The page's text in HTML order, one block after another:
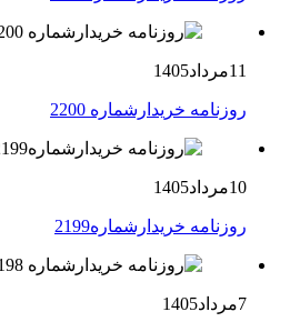
11مرداد1405
روزنامه خریدارشماره 2200
10مرداد1405
روزنامه خریدارشماره2199
7مرداد1405